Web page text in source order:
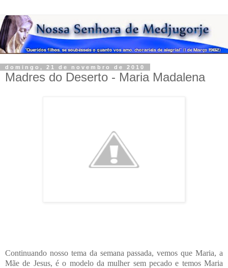
domingo, 21 de novembro de 2010
Madres do Deserto - Maria Madalena
Continuando nosso tema da semana passada, vemos que Maria, a
Mãe de Jesus, é o modelo da mulher sem pecado e temos Maria